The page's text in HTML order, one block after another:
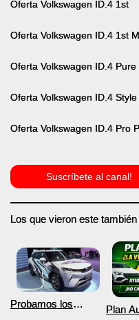
Oferta Volkswagen ID.4 1st
Oferta Volkswagen ID.4 1st
Oferta Volkswagen ID.4
Oferta Volkswagen ID.4 Style
Oferta Volkswagen ID.4 Pro
Suscríbete al canal!
Los que vieron este
Probamos los
Plan